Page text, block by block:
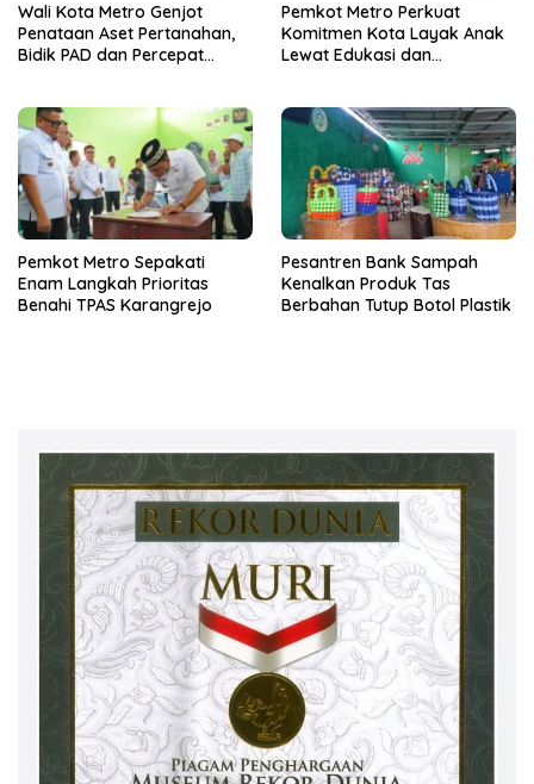
Wali Kota Metro Genjot
Penataan Aset Pertanahan,
Bidik PAD dan Percepat
Pemkot Metro Perkuat
Komitmen Kota Layak Anak
Lewat Edukasi dan
Pemkot Metro Sepakati
Enam Langkah Prioritas
Benahi TPAS Karangrejo
Pesantren Bank Sampah
Kenalkan Produk Tas
Berbahan Tutup Botol Plastik